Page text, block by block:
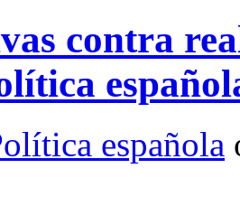
contra
española